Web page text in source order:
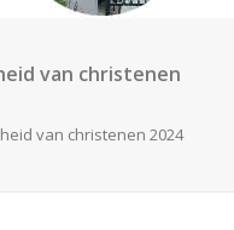
van christenen
van christenen 2024